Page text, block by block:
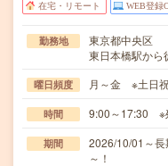
在宅・リモート WEB登録
勤務地
東京都中央区
東日本橋駅から
曜日頻度 月～金 ※土日
時間 9:00～17:30 ※
期間
2026/10/01～
～！